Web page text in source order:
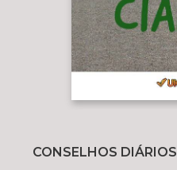
CONSELHOS DIÁRIOS